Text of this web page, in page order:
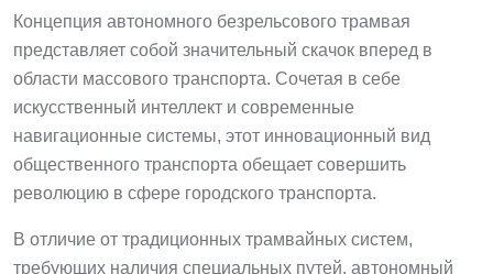
Концепция автономного безрельсового трамвая
представляет собой значительный скачок вперед в
области массового транспорта. Сочетая в себе
искусственный интеллект и современные
навигационные системы, этот инновационный вид
общественного транспорта обещает совершить
революцию в сфере городского транспорта.
В отличие от традиционных трамвайных систем,
требующих наличия специальных путей, автономный